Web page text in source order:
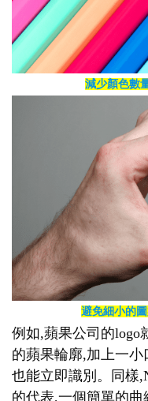
減少顏色數
避免細小的
例如,蘋果公司的logo
的蘋果輪廓,加上一
也能立即識別。同樣
的代表,一個簡單的